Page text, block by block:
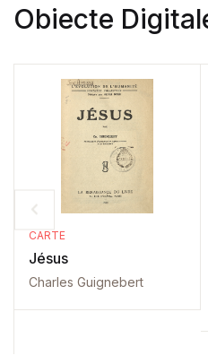
Obiecte
CARTE
Jésus
Charles Guignebert